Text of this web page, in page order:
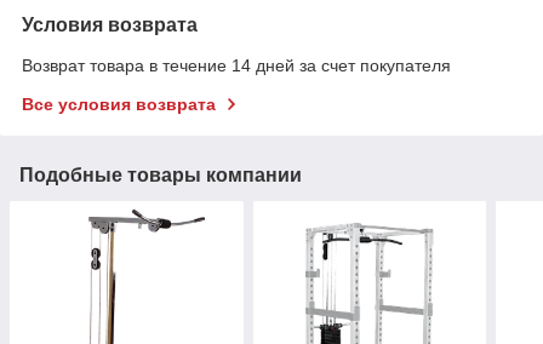
Условия возврата
Возврат товара в течение 14 дней за счет покупателя
Все условия возврата
Подобные товары компании